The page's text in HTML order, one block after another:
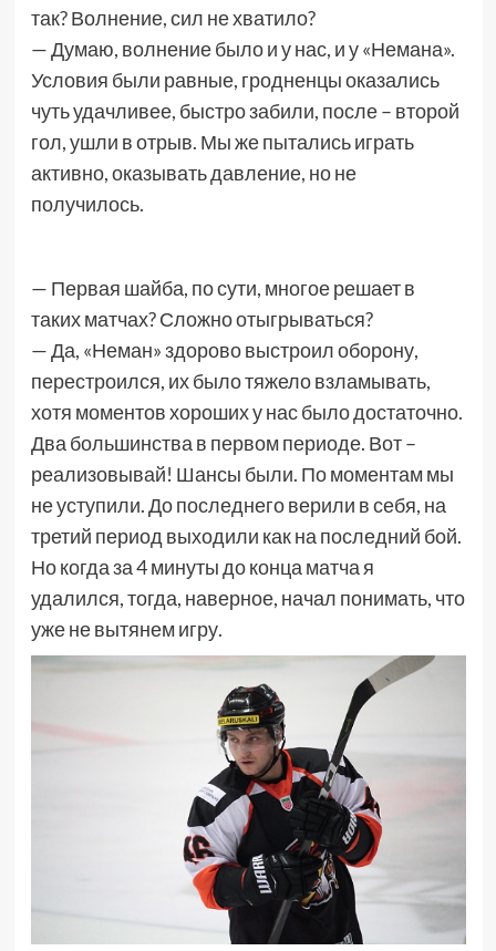
так? Волнение, сил не хватило?
— Думаю, волнение было и у нас, и у «Немана».
Условия были равные, гродненцы оказались
чуть удачливее, быстро забили, после – второй
гол, ушли в отрыв. Мы же пытались играть
активно, оказывать давление, но не
получилось.
— Первая шайба, по сути, многое решает в
таких матчах? Сложно отыгрываться?
— Да, «Неман» здорово выстроил оборону,
перестроился, их было тяжело взламывать,
хотя моментов хороших у нас было достаточно.
Два большинства в первом периоде. Вот –
реализовывай! Шансы были. По моментам мы
не уступили. До последнего верили в себя, на
третий период выходили как на последний бой.
Но когда за 4 минуты до конца матча я
удалился, тогда, наверное, начал понимать, что
уже не вытянем игру.